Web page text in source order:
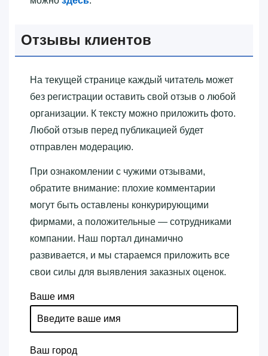
Отзывы клиентов
На текущей странице каждый читатель может
без регистрации оставить свой отзыв о любой
организации. К тексту можно приложить фото.
Любой отзыв перед публикацией будет
отправлен модерацию.
При ознакомлении с чужими отзывами,
обратите внимание: плохие комментарии
могут быть оставлены конкурирующими
фирмами, а положительные — сотрудниками
компании. Наш портал динамично
развивается, и мы стараемся приложить все
свои силы для выявления заказных оценок.
Ваше имя
Ваш город